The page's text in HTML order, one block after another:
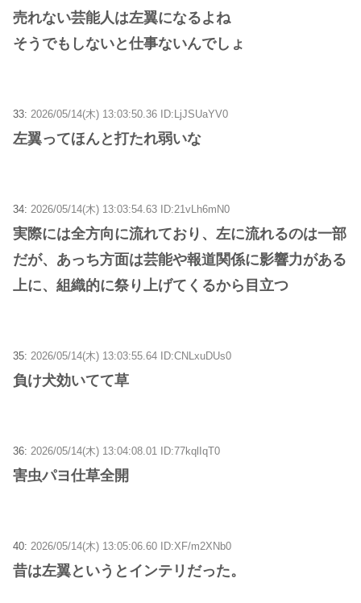
売れない芸能人は左翼になるよね
そうでもしないと仕事ないんでしょ
33: 2026/05/14(木) 13:03:50.36 ID:LjJSUaYV0
左翼ってほんと打たれ弱いな
34: 2026/05/14(木) 13:03:54.63 ID:21vLh6mN0
実際には全方向に流れており、左に流れるのは一部
だが、あっち方面は芸能や報道関係に影響力がある
上に、組織的に祭り上げてくるから目立つ
35: 2026/05/14(木) 13:03:55.64 ID:CNLxuDUs0
負け犬効いてて草
36: 2026/05/14(木) 13:04:08.01 ID:77kqlIqT0
害虫パヨ仕草全開
40: 2026/05/14(木) 13:05:06.60 ID:XF/m2XNb0
昔は左翼というとインテリだった。